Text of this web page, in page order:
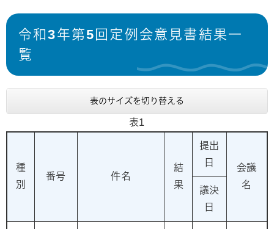
令和3年第5回定例会意見書結果一
覧
表のサイズを切り替える
表1
種
別
番号 件名
結
果
提出
日
会議
名
議決
日